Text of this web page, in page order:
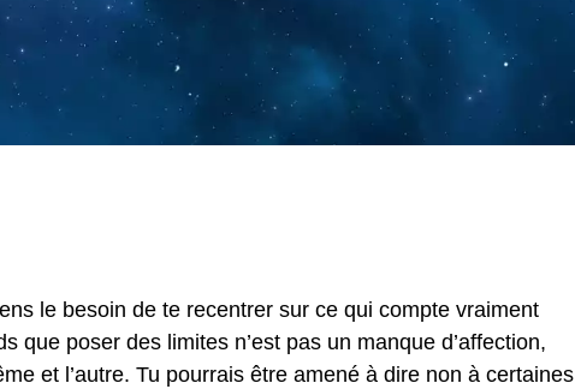
le besoin de te recentrer sur ce qui compte vraiment
que poser des limites n’est pas un manque d’affection,
et l’autre. Tu pourrais être amené à dire non à certaines